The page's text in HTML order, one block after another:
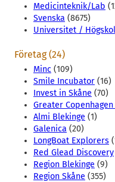
Medicinteknik/Lab
Svenska (8675)
Universitet /
Företag (24)
Minc (109)
Smile Incubator (16)
Invest in Skåne (70)
Greater
Almi Blekinge (1)
Galenica (20)
LongBoat Explorers
Red Glead Discovery
Region Blekinge (9)
Region Skåne (355)